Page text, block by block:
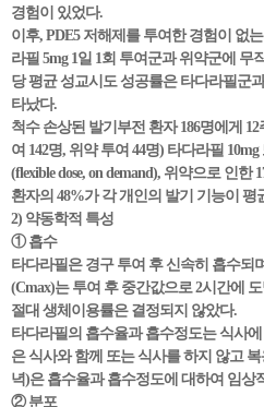
경험이 있었다.
이후, PDE5 저해제를 투여한 경험이 없
라필 5mg 1일 1회 투여군과 위약군에 무
당 평균 성교시도 성공률은 타다라필군
타났다.
척수 손상된 발기부전 환자 186명에게
여 142명, 위약 투여 44명) 타다라필
(flexible dose, on demand), 위약으로 인
환자의 48%가 각 개인의 발기 기능이 평
2) 약동학적 특성
① 흡수
타다라필은 경구 투여 후 신속히 흡수되
(Cmax)는 투여 후 중간값으로 2시간에
절대 생체이용률은 결정되지 않았다.
타다라필의 흡수율과 흡수정도는 식사
은 식사와 함께 또는 식사를 하지 않고
녁)은 흡수율과 흡수정도에 대하여 임상
② 분포